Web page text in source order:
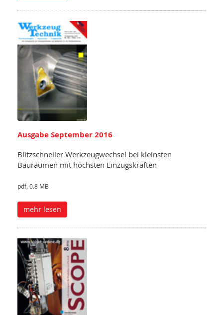
Ausgabe September 2016
Blitzschneller Werkzeugwechsel bei kleinsten
Bauräumen mit höchsten Einzugskräften
pdf, 0.8 MB
mehr lesen